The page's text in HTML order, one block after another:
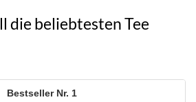
die beliebtesten Tee
1